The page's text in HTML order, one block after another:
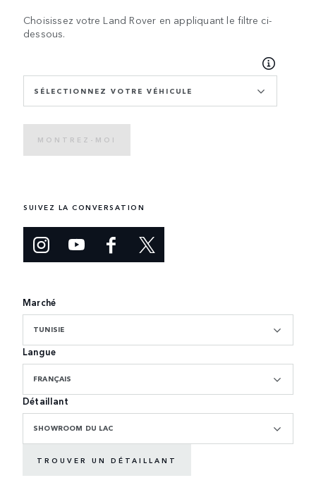
Choisissez votre Land Rover en appliquant le filtre ci-
dessous.
SÉLECTIONNEZ VOTRE VÉHICULE
MONTREZ-MOI
SUIVEZ LA CONVERSATION
Marché
TUNISIE
Langue
FRANÇAIS
Détaillant
SHOWROOM DU LAC
TROUVER UN DÉTAILLANT